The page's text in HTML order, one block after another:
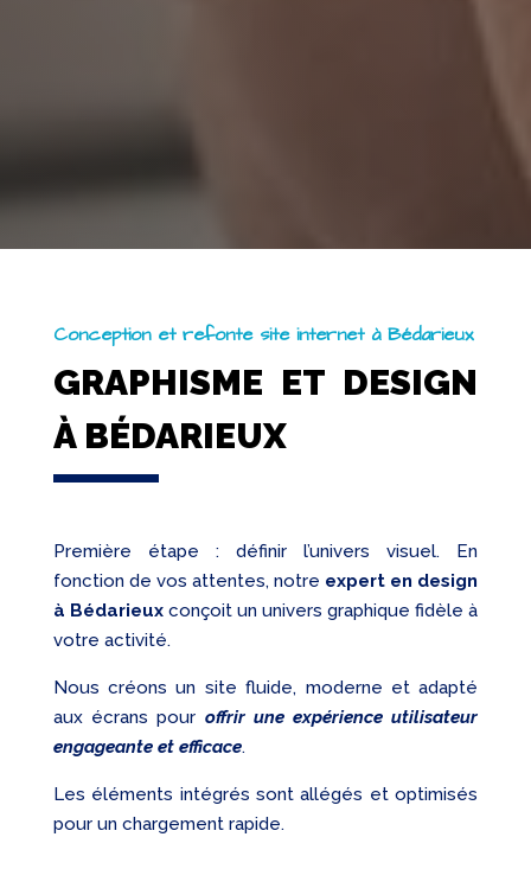
Conception et refonte site internet à Bédarieux
GRAPHISME ET DESIGN
À BÉDARIEUX
Première étape : définir l’univers visuel. En
fonction de vos attentes, notre expert en design
à Bédarieuxconçoit un univers graphique fidèle à
votre activité.
Nous créons un site fluide, moderne et adapté
aux écrans pour offrir une expérience utilisateur
engageante et efficace.
Les éléments intégrés sont allégés et optimisés
pour un chargement rapide.